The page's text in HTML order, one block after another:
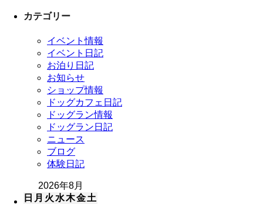
カテゴリー
イベント情報
イベント日記
お泊り日記
お知らせ
ショップ情報
ドッグカフェ日記
ドッグラン情報
ドッグラン日記
ニュース
ブログ
体験日記
2026年8月
日 月 火 水木金土